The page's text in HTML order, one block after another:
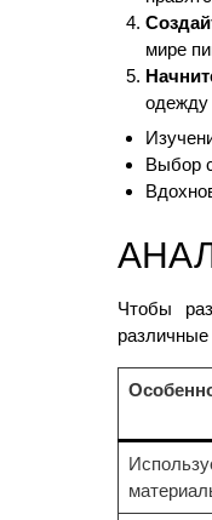
мире
одежду
Выбор
Чтобы